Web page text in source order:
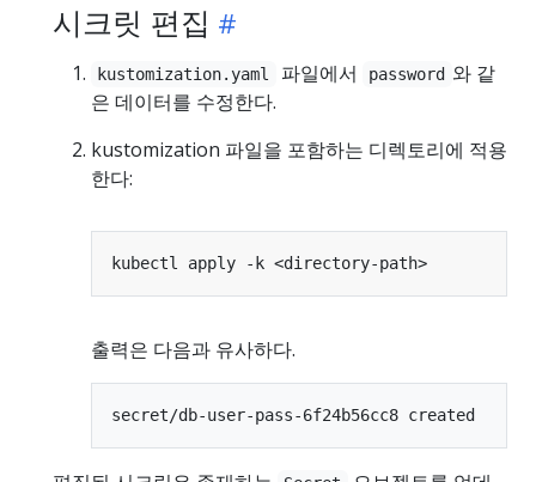
시크릿 편집
kustomization.yaml 파일에서 password 와 같
은 데이터를 수정한다.
kustomization 파일을 포함하는 디렉토리에 적용
한다:
출력은 다음과 유사하다.